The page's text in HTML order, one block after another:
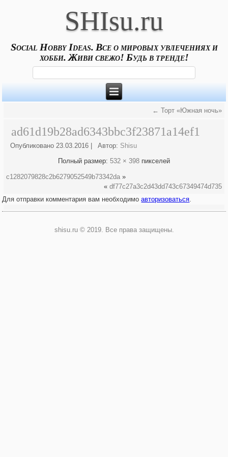
SHIsu.ru
Social Hobby Ideas. Все о мировых увлечениях и
хобби. Живи свежо! Будь в тренде!
← Торт «Южная ночь»
ad61d19b28ad6343bbc3f23871a14ef1
Опубликовано 23.03.2016 Автор: Shisu
Полный размер: 532 × 398 пикселей
c1282079828c2b6279052549b73342da »
« df77c27a3c2d43dd743c67349474d735
Для отправки комментария вам необходимоавторизоваться.
shisu.ru © 2019. Все права защищены.